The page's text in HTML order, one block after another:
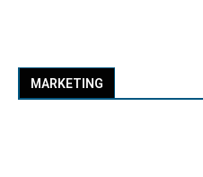
MARKETING